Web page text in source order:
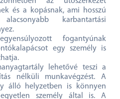
és a kopásnak, ami hosszú
karbantartási
fogantyúnak
egy személy is
lehetővé teszi a
nélküli munkavégzést. A
álló helyzetben is könnyen
személy által is. A